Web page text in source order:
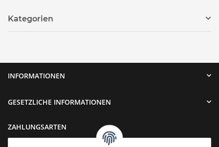
Kategorien
INFORMATIONEN
GESETZLICHE INFORMATIONEN
ZAHLUNGSARTEN